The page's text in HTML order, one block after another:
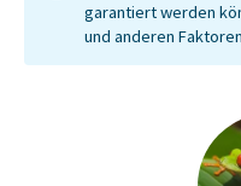
garantiert werden
und anderen